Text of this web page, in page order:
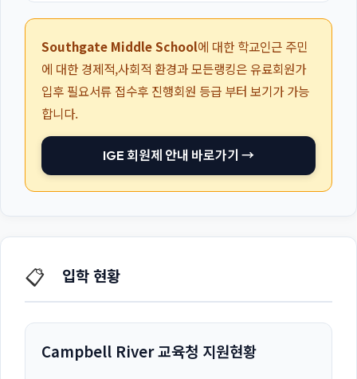
Southgate Middle School에 대한 학교인근 주민
에 대한 경제적,사회적 환경과 모든랭킹은 유료회원가
입후 필요서류 접수후 진행회원 등급 부터 보기가 가능
합니다.
IGE 회원제 안내 바로가기 →
📋 입학 현황
Campbell River 교육청 지원현황